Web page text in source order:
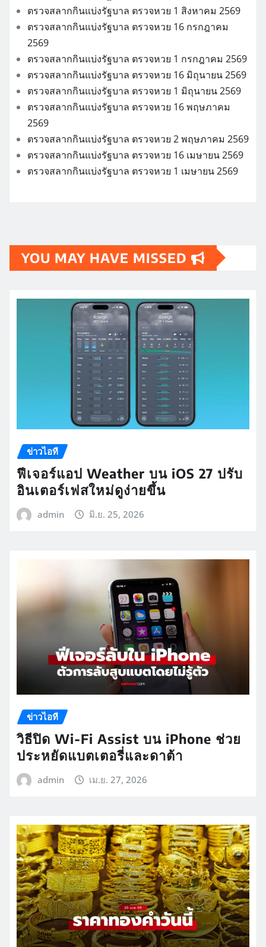
ตรวจสลากกินแบ่งรัฐบาล ตรวจหวย 1 สิงหาคม 2569
ตรวจสลากกินแบ่งรัฐบาล ตรวจหวย 16 กรกฎาคม
2569
ตรวจสลากกินแบ่งรัฐบาล ตรวจหวย 1 กรกฎาคม 2569
ตรวจสลากกินแบ่งรัฐบาล ตรวจหวย 16 มิถุนายน 2569
ตรวจสลากกินแบ่งรัฐบาล ตรวจหวย 1 มิถุนายน 2569
ตรวจสลากกินแบ่งรัฐบาล ตรวจหวย 16 พฤษภาคม
2569
ตรวจสลากกินแบ่งรัฐบาล ตรวจหวย 2 พฤษภาคม 2569
ตรวจสลากกินแบ่งรัฐบาล ตรวจหวย 16 เมษายน 2569
ตรวจสลากกินแบ่งรัฐบาล ตรวจหวย 1 เมษายน 2569
YOU MAY HAVE MISSED
ข่าวไอที
ฟีเจอร์แอป Weather บน iOS 27 ปรับ
อินเตอร์เฟสใหม่ดูง่ายขึ้น
admin มิ.ย. 25, 2026
ข่าวไอที
วิธีปิด Wi-Fi Assist บน iPhone ช่วย
ประหยัดแบตเตอรี่และดาต้า
admin เม.ย. 27, 2026